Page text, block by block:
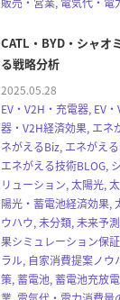
CATL・BYD・シャオ
る戦略分析
2025.05.28
EV・V2H・充電器, EV
器・V2H経済効果, エネ
ネがえるBiz, エネがえ
エネがえる技術BLOG,
リューション, 太陽光,
陽光・蓄電池経済効果,
ウハウ, 未分類, 未来予
果シミュレーション保
ラル, 自家消費提案ノ
策, 蓄電池, 蓄電池充放